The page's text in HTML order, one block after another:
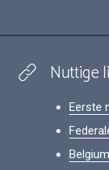
Nuttige
Eerste